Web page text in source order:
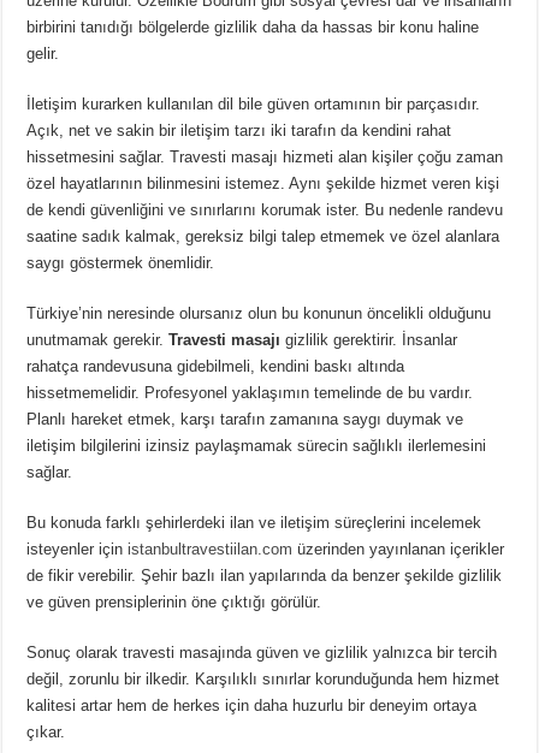
birbirini tanıdığı bölgelerde gizlilik daha da hassas bir konu haline
gelir.
İletişim kurarken kullanılan dil bile güven ortamının bir parçasıdır.
Açık, net ve sakin bir iletişim tarzı iki tarafın da kendini rahat
hissetmesini sağlar. Travesti masajı hizmeti alan kişiler çoğu zaman
özel hayatlarının bilinmesini istemez. Aynı şekilde hizmet veren kişi
de kendi güvenliğini ve sınırlarını korumak ister. Bu nedenle randevu
saatine sadık kalmak, gereksiz bilgi talep etmemek ve özel alanlara
saygı göstermek önemlidir.
Türkiye’nin neresinde olursanız olun bu konunun öncelikli olduğunu
unutmamak gerekir.Travesti masajı gizlilik gerektirir. İnsanlar
rahatça randevusuna gidebilmeli, kendini baskı altında
hissetmemelidir. Profesyonel yaklaşımın temelinde de bu vardır.
Planlı hareket etmek, karşı tarafın zamanına saygı duymak ve
iletişim bilgilerini izinsiz paylaşmamak sürecin sağlıklı ilerlemesini
sağlar.
Bu konuda farklı şehirlerdeki ilan ve iletişim süreçlerini incelemek
isteyenler içinistanbultravestiilan.com üzerinden yayınlanan içerikler
de fikir verebilir. Şehir bazlı ilan yapılarında da benzer şekilde gizlilik
ve güven prensiplerinin öne çıktığı görülür.
Sonuç olarak travesti masajında güven ve gizlilik yalnızca bir tercih
değil, zorunlu bir ilkedir. Karşılıklı sınırlar korunduğunda hem hizmet
kalitesi artar hem de herkes için daha huzurlu bir deneyim ortaya
çıkar.